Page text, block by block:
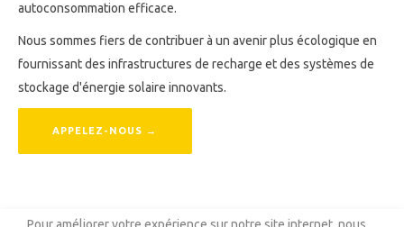
autoconsommation efficace.
Nous sommes fiers de contribuer à un avenir plus écologique en
fournissant des infrastructures de recharge et des systèmes de
stockage d'énergie solaire innovants.
APPELEZ-NOUS →
Pour améliorer votre expérience sur notre site internet, nous